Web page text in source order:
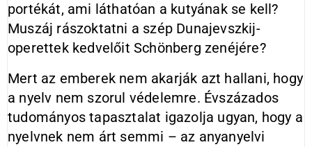
portékát, ami láthatóan a kutyának se kell?
Muszáj rászoktatni a szép Dunajevszkij-
operettek kedvelőit Schönberg zenéjére?
Mert az emberek nem akarják azt hallani, hogy
a nyelv nem szorul védelemre. Évszázados
tudományos tapasztalat igazolja ugyan, hogy a
nyelvnek nem árt semmi – az anyanyelvi